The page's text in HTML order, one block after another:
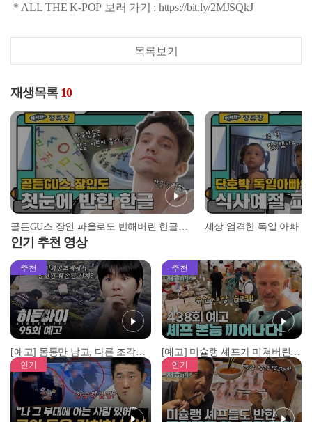
* ALL THE K-POP 보러 가기 : https://bit.ly/2MJSQkJ
목록보기
재생목록 10
골든GU스 장인 파올로도 반해버린 한글의 매력♥ l #어서와정류장 l #어서와한국은처음이지 l #MBCevery1 l EP.151
인기 추천 영상
추천
[예고] 몸통만 남고, 다른 조각은 어디에..? 시화호에서 드러난 충격적인 토막 살인사건!
추천
[예고] 미슐랭 셰프가 미쳐버린 이유! 본능이 깨어난 사건은?
인기 인기